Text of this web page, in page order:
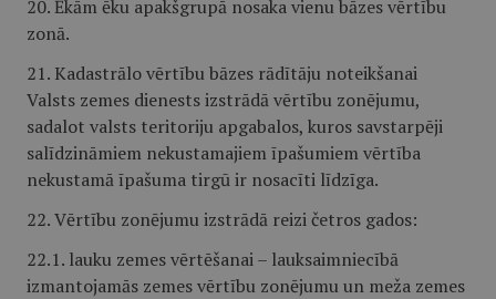
20. Ēkām ēku apakšgrupā nosaka vienu bāzes vērtību
zonā.
21. Kadastrālo vērtību bāzes rādītāju noteikšanai
Valsts zemes dienests izstrādā vērtību zonējumu,
sadalot valsts teritoriju apgabalos, kuros savstarpēji
salīdzināmiem nekustamajiem īpašumiem vērtība
nekustamā īpašuma tirgū ir nosacīti līdzīga.
22. Vērtību zonējumu izstrādā reizi četros gados:
22.1. lauku zemes vērtēšanai – lauksaimniecībā
izmantojamās zemes vērtību zonējumu un meža zemes